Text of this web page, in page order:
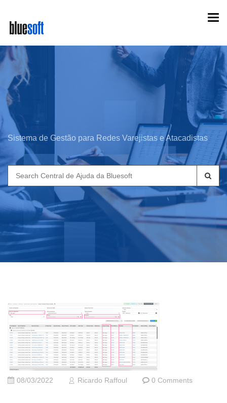
main
content
Sistema de Gestão para Redes Varejistas e Atacadistas
Search
for:
08/03/2022 Ricardo Raffoul 0 Comments